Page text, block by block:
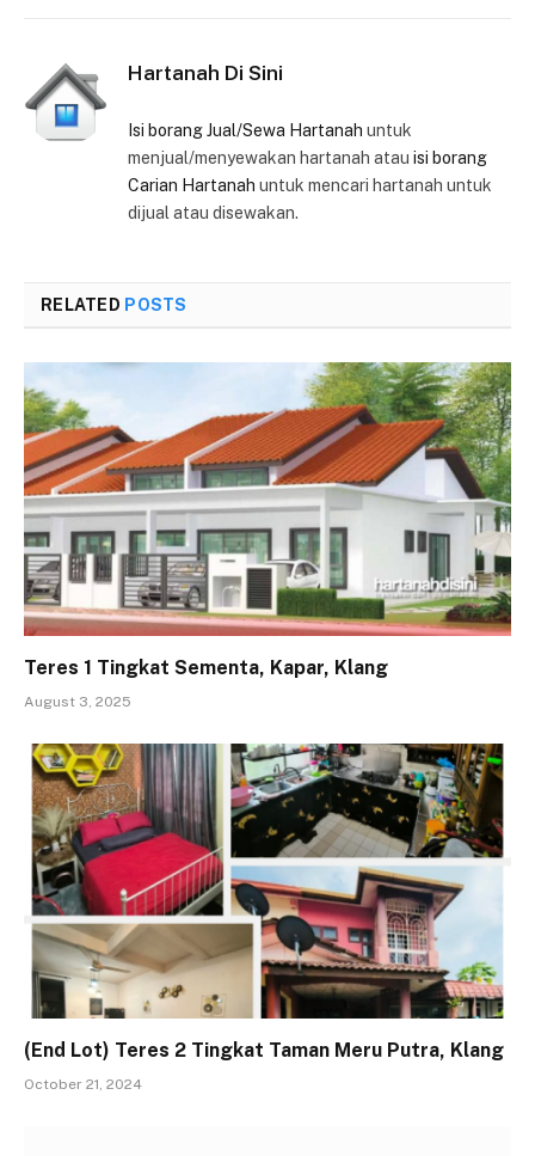
Hartanah Di Sini
Isi borang Jual/Sewa Hartanah untuk
menjual/menyewakan hartanah atau isi borang
Carian Hartanah untuk mencari hartanah untuk
dijual atau disewakan.
RELATED POSTS
Teres 1 Tingkat Sementa, Kapar, Klang
August 3, 2025
(End Lot) Teres 2 Tingkat Taman Meru Putra, Klang
October 21, 2024